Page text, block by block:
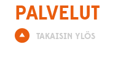
PALVELUT
TAKAISIN YLÖS